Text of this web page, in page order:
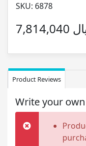
SKU: 6878
Product Reviews
Write your